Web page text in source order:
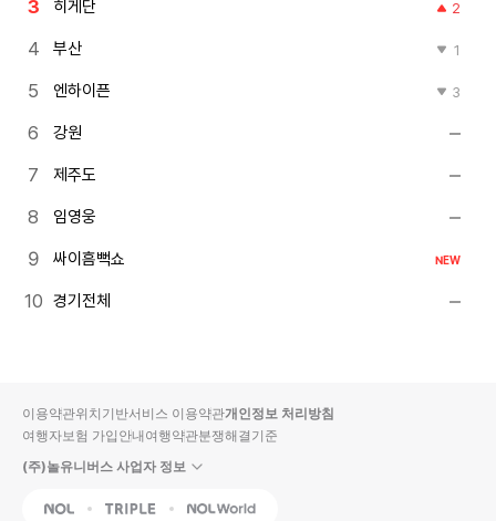
히게단 2
부산 1
엔하이픈 3
강원
제주도
임영웅
싸이흠뻑쇼 NEW
경기전체
이용약관위치기반서비스 이용약관개인정보 처리방침
여행자보험 가입안내여행약관분쟁해결기준
(주)놀유니버스 사업자 정보
NOL Triple Interpark Global